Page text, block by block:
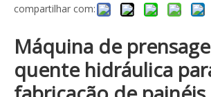
compartilhar com:
Máquina de
quente hidráulica